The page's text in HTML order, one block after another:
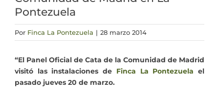
Pontezuela
Por Finca La Pontezuela | 28 marzo 2014
“El Panel Oficial de Cata de la Comunidad de Madrid
visitó las instalaciones de Finca La Pontezuela el
pasado jueves 20 de marzo.